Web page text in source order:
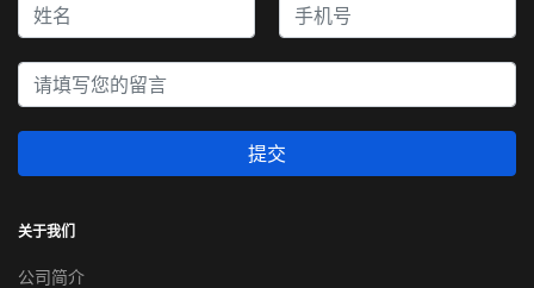
提交
关于我们
公司简介